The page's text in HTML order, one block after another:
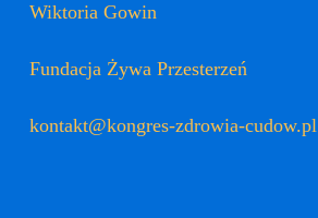
Wiktoria Gowin
Fundacja Żywa Przesterzeń
kontakt@kongres-zdrowia-cudow.pl